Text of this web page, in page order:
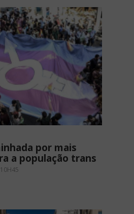
por mais
a população trans